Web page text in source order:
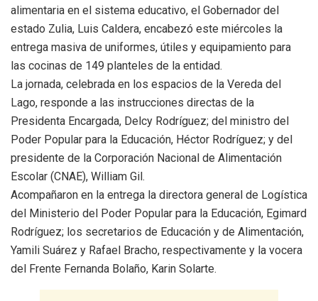
alimentaria en el sistema educativo, el Gobernador del
estado Zulia, Luis Caldera, encabezó este miércoles la
entrega masiva de uniformes, útiles y equipamiento para
las cocinas de 149 planteles de la entidad.
​La jornada, celebrada en los espacios de la Vereda del
Lago, responde a las instrucciones directas de la
Presidenta Encargada, Delcy Rodríguez; del ministro del
Poder Popular para la Educación, Héctor Rodríguez; y del
presidente de la Corporación Nacional de Alimentación
Escolar (CNAE), William Gil.
Acompañaron en la entrega la directora general de Logística
del Ministerio del Poder Popular para la Educación, Egimard
Rodríguez; los secretarios de Educación y de Alimentación,
Yamili Suárez y Rafael Bracho, respectivamente y la vocera
del Frente Fernanda Bolaño, Karin Solarte.